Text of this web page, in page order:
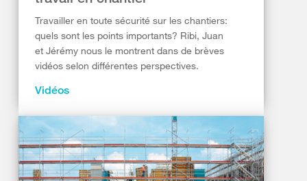
Travailler en toute sécurité sur les chantiers:
quels sont les points importants? Ribi, Juan
et Jérémy nous le montrent dans de brèves
vidéos selon différentes perspectives.
Vidéos